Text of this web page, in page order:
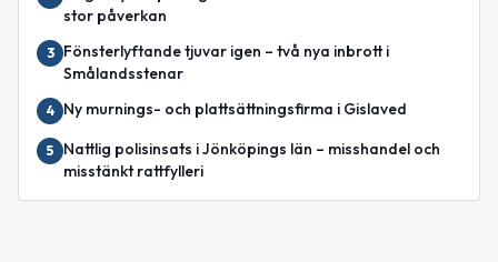
stor påverkan
3
Fönsterlyftande tjuvar igen – två nya inbrott i
Smålandsstenar
4 Ny murnings- och plattsättningsfirma i Gislaved
5
Nattlig polisinsats i Jönköpings län – misshandel och
misstänkt rattfylleri